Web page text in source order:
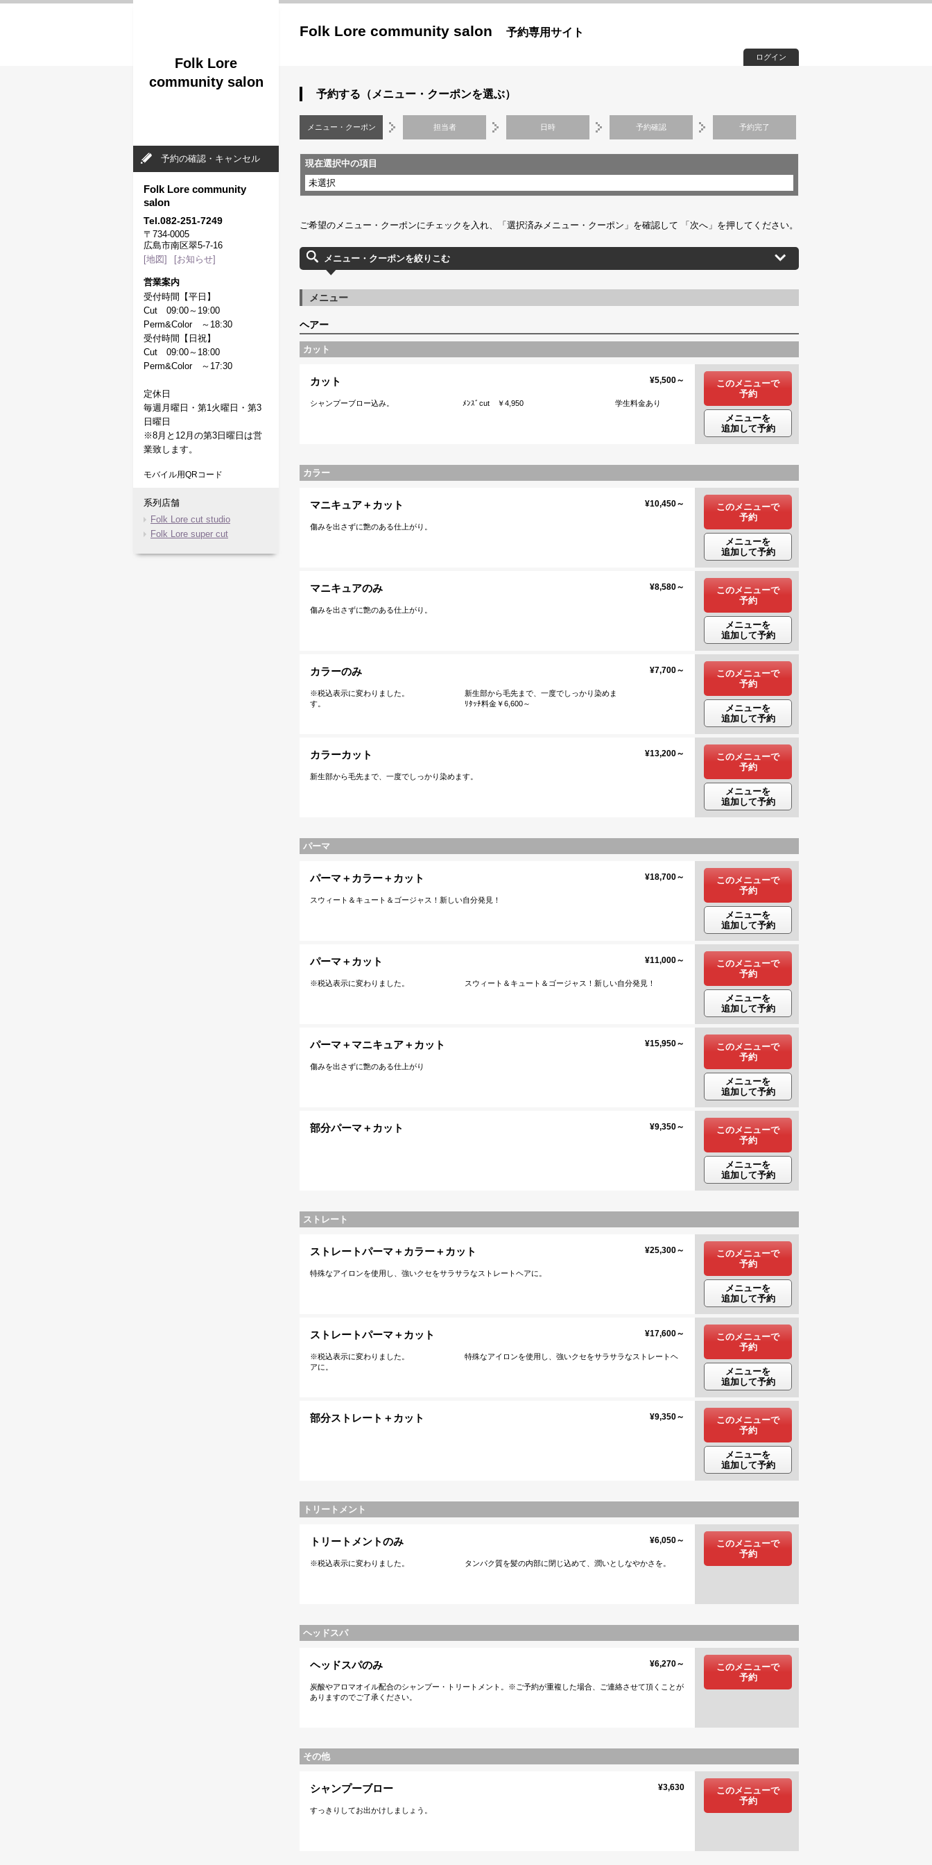
Folk Lore community salon 予約専用サイト
ログイン
予約する（メニュー・クーポンを選ぶ）
メニュー・クーポン 担当者 日時 予約確認 予約完了
現在選択中の項目
未選択
ご希望のメニュー・クーポンにチェックを入れ、「選択済みメニュー・クーポン」を確認して 「次へ」を押してください。
メニュー・クーポンを絞りこむ
メニュー
ヘアー
カット
カット ¥5,500～
シャンプーブロー込み。 ﾒﾝｽﾞcut ￥4,950 学生料金あり
このメニューで
予約
メニューを
追加して予約
カラー
マニキュア＋カット ¥10,450～
傷みを出さずに艶のある仕上がり。
このメニューで
予約
メニューを
追加して予約
マニキュアのみ ¥8,580～
傷みを出さずに艶のある仕上がり。
このメニューで
予約
メニューを
追加して予約
カラーのみ ¥7,700～
※税込表示に変わりました。 新生部から毛先まで、一度でしっかり染めま
す。 ﾘﾀｯﾁ料金￥6,600～
このメニューで
予約
メニューを
追加して予約
カラーカット ¥13,200～
新生部から毛先まで、一度でしっかり染めます。
このメニューで
予約
メニューを
追加して予約
パーマ
パーマ＋カラー＋カット ¥18,700～
スウィート＆キュート＆ゴージャス！新しい自分発見！
このメニューで
予約
メニューを
追加して予約
パーマ＋カット ¥11,000～
​※税込表示に変わりました。 スウィート＆キュート＆ゴージャス！新しい自分発見！
このメニューで
予約
メニューを
追加して予約
パーマ＋マニキュア＋カット ¥15,950～
傷みを出さずに艶のある仕上がり
このメニューで
予約
メニューを
追加して予約
部分パーマ＋カット ¥9,350～
このメニューで
予約
メニューを
追加して予約
ストレート
ストレートパーマ＋カラー＋カット ¥25,300～
特殊なアイロンを使用し、強いクセをサラサラなストレートヘアに。
このメニューで
予約
メニューを
追加して予約
ストレートパーマ＋カット ¥17,600～
​※税込表示に変わりました。 特殊なアイロンを使用し、強いクセをサラサラなストレートヘ
アに。
このメニューで
予約
メニューを
追加して予約
部分ストレート＋カット ¥9,350～
このメニューで
予約
メニューを
追加して予約
トリートメント
トリートメントのみ ¥6,050～
​※税込表示に変わりました。 タンパク質を髪の内部に閉じ込めて、潤いとしなやかさを。
このメニューで
予約
ヘッドスパ
ヘッドスパのみ ¥6,270～
炭酸やアロマオイル配合のシャンプー・トリートメント。※ご予約が重複した場合、ご連絡させて頂くことが
ありますのでご了承ください。
このメニューで
予約
その他
シャンプーブロー ¥3,630
すっきりしてお出かけしましょう。
このメニューで
予約
Folk Lore
community salon
予約の確認・キャンセル
Folk Lore community
salon
Tel.082-251-7249
〒734-0005
広島市南区翠5-7-16
[地図]
[お知らせ]
営業案内
受付時間【平日】
Cut 09:00～19:00
Perm&Color ～18:30
受付時間【日祝】
Cut 09:00～18:00
Perm&Color ～17:30
定休日
毎週月曜日・第1火曜日・第3
日曜日
※8月と12月の第3日曜日は営
業致します。
モバイル用QRコード
系列店舗
Folk Lore cut studio
Folk Lore super cut